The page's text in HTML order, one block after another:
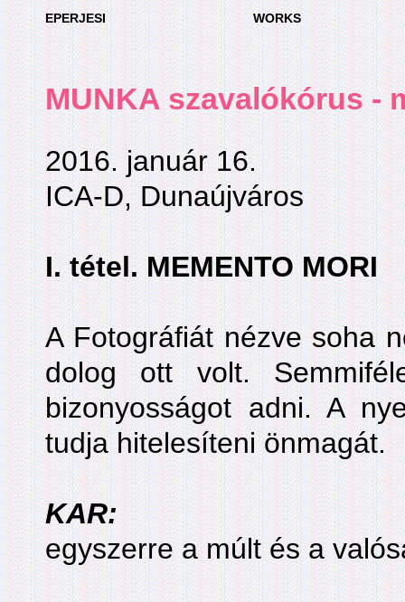
EPERJESI WORKS
MUNKA szavalókórus -
2016. január 16.
ICA-D, Dunaújváros
I. tétel. MEMENTO MORI
A Fotográfiát nézve soha
dolog ott volt.
bizonyosságot adni. A
tudja hitelesíteni önmagát.
KAR:
egyszerre a múlt és a